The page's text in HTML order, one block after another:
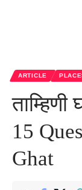
ARTICLE
15
Ghat